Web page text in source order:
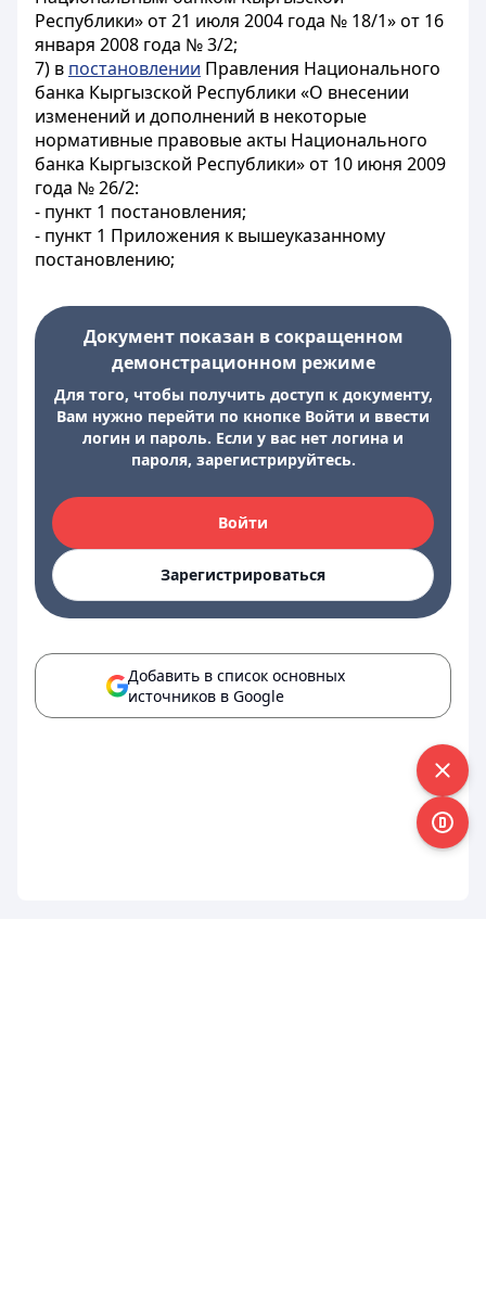
Республики» от 21 июля 2004 года № 18/1» от 16
января 2008 года № 3/2;
7) в постановлении Правления Национального
банка Кыргызской Республики «О внесении
изменений и дополнений в некоторые
нормативные правовые акты Национального
банка Кыргызской Республики» от 10 июня 2009
года № 26/2:
- пункт 1 постановления;
- пункт 1 Приложения к вышеуказанному
постановлению;
Документ показан в сокращенном
демонстрационном режиме
Для того, чтобы получить доступ к документу,
Вам нужно перейти по кнопке Войти и ввести
логин и пароль. Если у вас нет логина и
пароля, зарегистрируйтесь.
Войти
Зарегистрироваться
Добавить в список основных
источников в Google